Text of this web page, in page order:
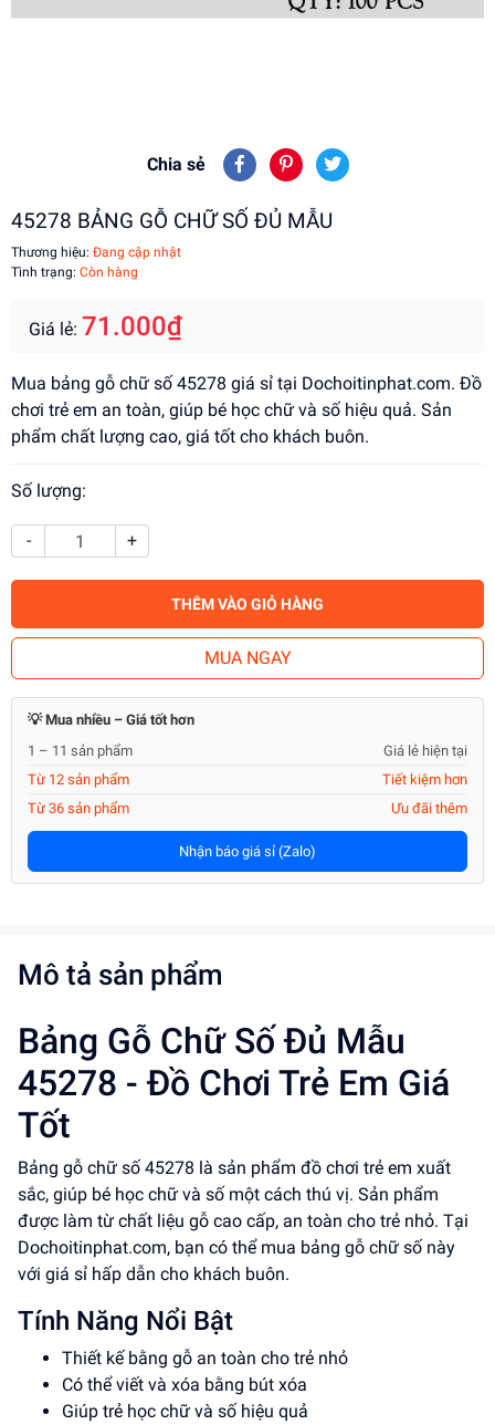
Chia sẻ
45278 BẢNG GỖ CHỮ SỐ ĐỦ MẪU
Thương hiệu: Đang cập nhật
Tình trạng: Còn hàng
Giá lẻ: 71.000₫
Mua bảng gỗ chữ số 45278 giá sỉ tại Dochoitinphat.com. Đồ
chơi trẻ em an toàn, giúp bé học chữ và số hiệu quả. Sản
phẩm chất lượng cao, giá tốt cho khách buôn.
Số lượng:
- +
THÊM VÀO GIỎ HÀNG
MUA NGAY
💡 Mua nhiều – Giá tốt hơn
1 – 11 sản phẩm
Giá lẻ hiện tại
Từ 12 sản phẩm
Tiết kiệm hơn
Từ 36 sản phẩm
Ưu đãi thêm
Nhận báo giá sỉ (Zalo)
Mô tả sản phẩm
Bảng Gỗ Chữ Số Đủ Mẫu
45278 - Đồ Chơi Trẻ Em Giá
Tốt
Bảng gỗ chữ số 45278 là sản phẩm đồ chơi trẻ em xuất
sắc, giúp bé học chữ và số một cách thú vị. Sản phẩm
được làm từ chất liệu gỗ cao cấp, an toàn cho trẻ nhỏ. Tại
Dochoitinphat.com, bạn có thể mua bảng gỗ chữ số này
với giá sỉ hấp dẫn cho khách buôn.
Tính Năng Nổi Bật
Thiết kế bằng gỗ an toàn cho trẻ nhỏ
Có thể viết và xóa bằng bút xóa
Giúp trẻ học chữ và số hiệu quả